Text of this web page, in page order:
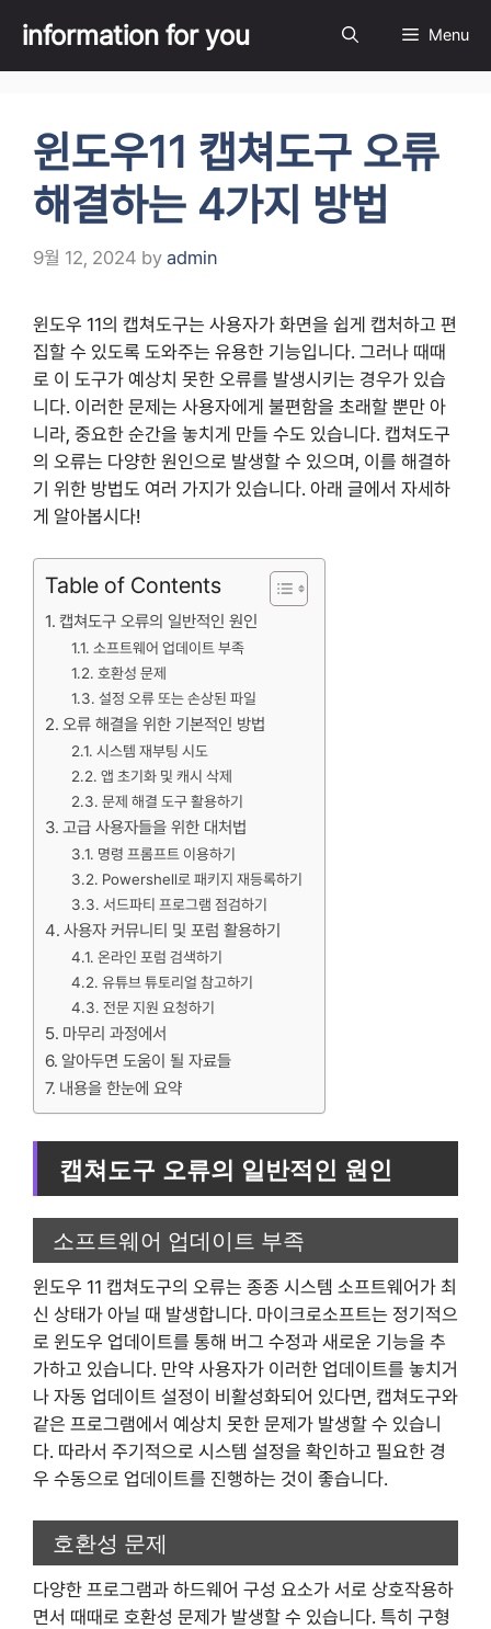
content
information for you Menu
윈도우11 캡쳐도구 오류
해결하는 4가지 방법
9월 12, 2024 by admin
윈도우 11의 캡쳐도구는 사용자가 화면을 쉽게 캡처하고 편
집할 수 있도록 도와주는 유용한 기능입니다. 그러나 때때
로 이 도구가 예상치 못한 오류를 발생시키는 경우가 있습
니다. 이러한 문제는 사용자에게 불편함을 초래할 뿐만 아
니라, 중요한 순간을 놓치게 만들 수도 있습니다. 캡쳐도구
의 오류는 다양한 원인으로 발생할 수 있으며, 이를 해결하
기 위한 방법도 여러 가지가 있습니다. 아래 글에서 자세하
게 알아봅시다!
Table of Contents
캡쳐도구 오류의 일반적인 원인
소프트웨어 업데이트 부족
호환성 문제
설정 오류 또는 손상된 파일
오류 해결을 위한 기본적인 방법
시스템 재부팅 시도
앱 초기화 및 캐시 삭제
문제 해결 도구 활용하기
고급 사용자들을 위한 대처법
명령 프롬프트 이용하기
Powershell로 패키지 재등록하기
서드파티 프로그램 점검하기
사용자 커뮤니티 및 포럼 활용하기
온라인 포럼 검색하기
유튜브 튜토리얼 참고하기
전문 지원 요청하기
마무리 과정에서
알아두면 도움이 될 자료들
내용을 한눈에 요약
캡쳐도구 오류의 일반적인 원인
소프트웨어 업데이트 부족
윈도우 11 캡쳐도구의 오류는 종종 시스템 소프트웨어가 최
신 상태가 아닐 때 발생합니다. 마이크로소프트는 정기적으
로 윈도우 업데이트를 통해 버그 수정과 새로운 기능을 추
가하고 있습니다. 만약 사용자가 이러한 업데이트를 놓치거
나 자동 업데이트 설정이 비활성화되어 있다면, 캡쳐도구와
같은 프로그램에서 예상치 못한 문제가 발생할 수 있습니
다. 따라서 주기적으로 시스템 설정을 확인하고 필요한 경
우 수동으로 업데이트를 진행하는 것이 좋습니다.
호환성 문제
다양한 프로그램과 하드웨어 구성 요소가 서로 상호작용하
면서 때때로 호환성 문제가 발생할 수 있습니다. 특히 구형